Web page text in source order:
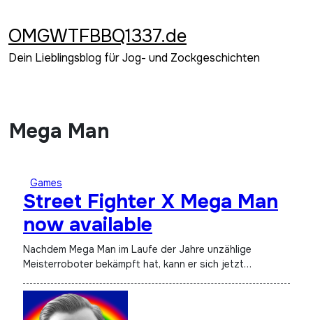
springen
OMGWTFBBQ1337.de
Dein Lieblingsblog für Jog- und Zockgeschichten
Mega Man
Games
Street Fighter X Mega Man
now available
Nachdem Mega Man im Laufe der Jahre unzählige
Meisterroboter bekämpft hat, kann er sich jetzt…